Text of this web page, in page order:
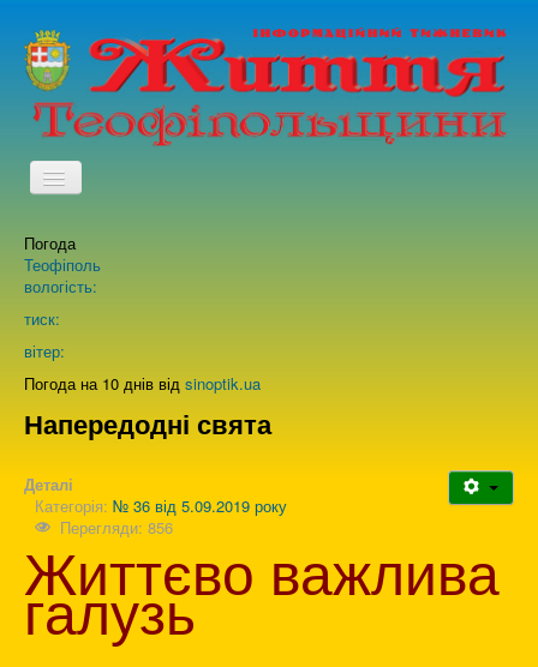
TPL_PROTOSTAR_TOGGLE_MENU
Про нас
Погода
Теофіполь
вологість:
тиск:
вітер:
Погода на 10 днів від sinoptik.ua
Напередодні свята
Деталі
Категорія: № 36 від 5.09.2019 року
Перегляди: 856
Життєво важлива
галузь